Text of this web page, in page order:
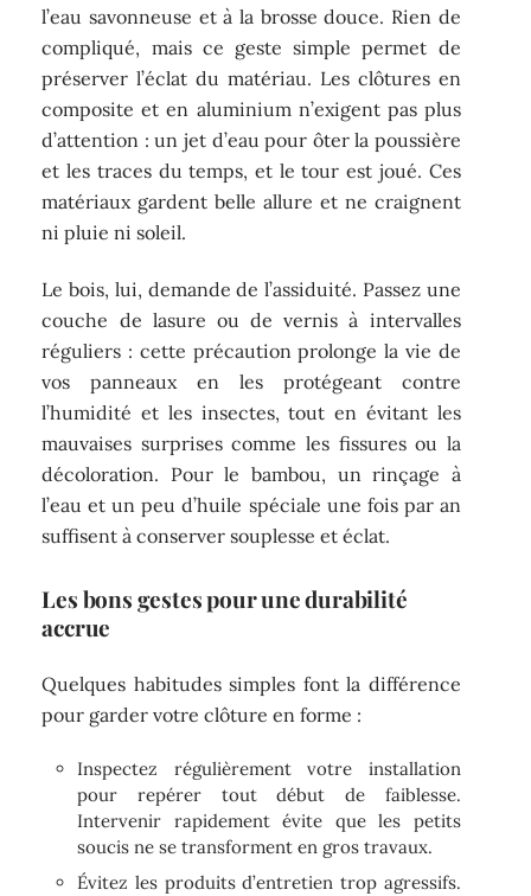
l’eau savonneuse et à la brosse douce. Rien de
compliqué, mais ce geste simple permet de
préserver l’éclat du matériau. Les clôtures en
composite et en aluminium n’exigent pas plus
d’attention : un jet d’eau pour ôter la poussière
et les traces du temps, et le tour est joué. Ces
matériaux gardent belle allure et ne craignent
ni pluie ni soleil.
Le bois, lui, demande de l’assiduité. Passez une
couche de lasure ou de vernis à intervalles
réguliers : cette précaution prolonge la vie de
vos panneaux en les protégeant contre
l’humidité et les insectes, tout en évitant les
mauvaises surprises comme les fissures ou la
décoloration. Pour le bambou, un rinçage à
l’eau et un peu d’huile spéciale une fois par an
suffisent à conserver souplesse et éclat.
Les bons gestes pour une durabilité
accrue
Quelques habitudes simples font la différence
pour garder votre clôture en forme :
Inspectez régulièrement votre installation
pour repérer tout début de faiblesse.
Intervenir rapidement évite que les petits
soucis ne se transforment en gros travaux.
Évitez les produits d’entretien trop agressifs.